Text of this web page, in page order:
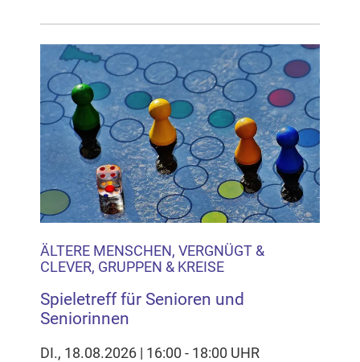
ÄLTERE MENSCHEN, VERGNÜGT &
CLEVER, GRUPPEN & KREISE
Spieletreff für Senioren und
Seniorinnen
DI., 18.08.2026 | 16:00 - 18:00 UHR